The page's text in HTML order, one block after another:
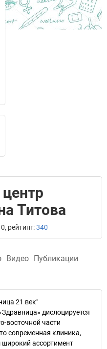
Титова
рейтинг:340
Видео Публикации
21 век"
дислоцируется
восточной части
современная клиника,
ассортимент